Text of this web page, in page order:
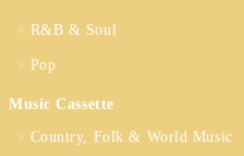
R&B & Soul
Pop
Music Cassette
Country, Folk & World Music